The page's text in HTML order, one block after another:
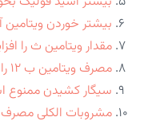
بیشتر خوردن ویتامین آ
مقدار ویتامین ث را
مصرف ویتامین ب ۱۲ را بالا ببرید
سیگار کشیدن ممنوع
مشروبات الکلی مصرف